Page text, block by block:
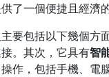
了一個便捷且經濟
要包括以下幾個方
。其次，它具有智
作，包括手機、